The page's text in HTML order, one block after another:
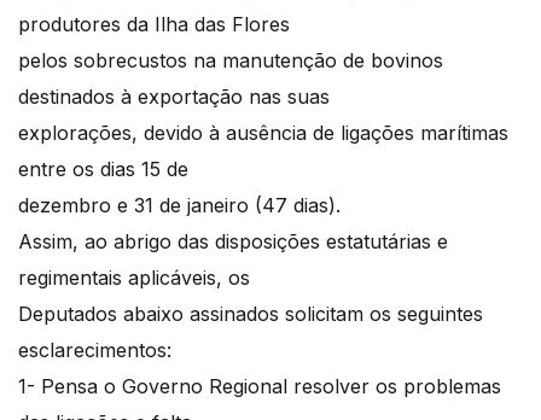
produtores da Ilha das Flores
pelos sobrecustos na manutenção de bovinos
destinados à exportação nas suas
explorações, devido à ausência de ligações marítimas
entre os dias 15 de
dezembro e 31 de janeiro (47 dias).
Assim, ao abrigo das disposições estatutárias e
regimentais aplicáveis, os
Deputados abaixo assinados solicitam os seguintes
esclarecimentos:
1- Pensa o Governo Regional resolver os problemas